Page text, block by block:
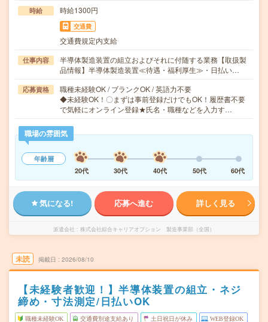
時給 時給1300円
交通費
交通費規定内支給
仕事内容
半導体製造装置の組立およびそれに付随する業務【取扱製
品情報】半導体製造装置≪待遇・福利厚生≫・日払い…
応募資格
職種未経験OK / ブランクOK / 英語力不要
◆未経験OK！〇まずは事前登録だけでもOK！履歴書不要
で気軽にオンライン登録★氏名・職種などを入力す…
職場の雰囲気
年齢層
20代
30代 40代 50代 60代
気になる! 応募へ進む 詳しく見る
派遣会社 株式会社綜合キャリアオプション 製造事業部（全国）
未読 掲載日 2026/08/10
【未経験者歓迎！】半導体装置の組立・ネジ
締め・寸法測定/日払いOK
職種未経験OK 交通費別途支給あり 土日祝日が休み WEB登録OK